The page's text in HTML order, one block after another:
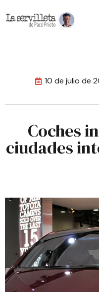
10 de julio de
Coches
ciudades